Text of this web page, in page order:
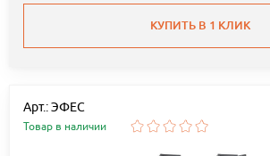
КУПИТЬ В 1 КЛИК
Арт.: ЭФЕС
Товар в наличии